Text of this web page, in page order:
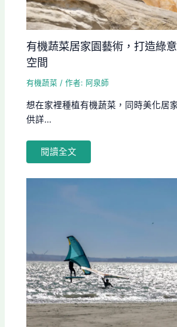
有機蔬菜居家園藝術，打造綠
空間
有機蔬菜 / 作者: 阿泉師
想在家裡種植有機蔬菜，同時美化居
供詳...
閱讀全文